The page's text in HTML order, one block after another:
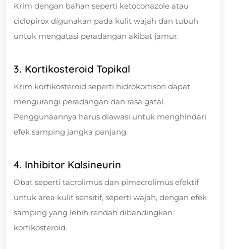
Krim dengan bahan seperti ketoconazole atau
ciclopirox digunakan pada kulit wajah dan tubuh
untuk mengatasi peradangan akibat jamur.
3. Kortikosteroid Topikal
Krim kortikosteroid seperti hidrokortison dapat
mengurangi peradangan dan rasa gatal.
Penggunaannya harus diawasi untuk menghindari
efek samping jangka panjang.
4. Inhibitor Kalsineurin
Obat seperti tacrolimus dan pimecrolimus efektif
untuk area kulit sensitif, seperti wajah, dengan efek
samping yang lebih rendah dibandingkan
kortikosteroid.